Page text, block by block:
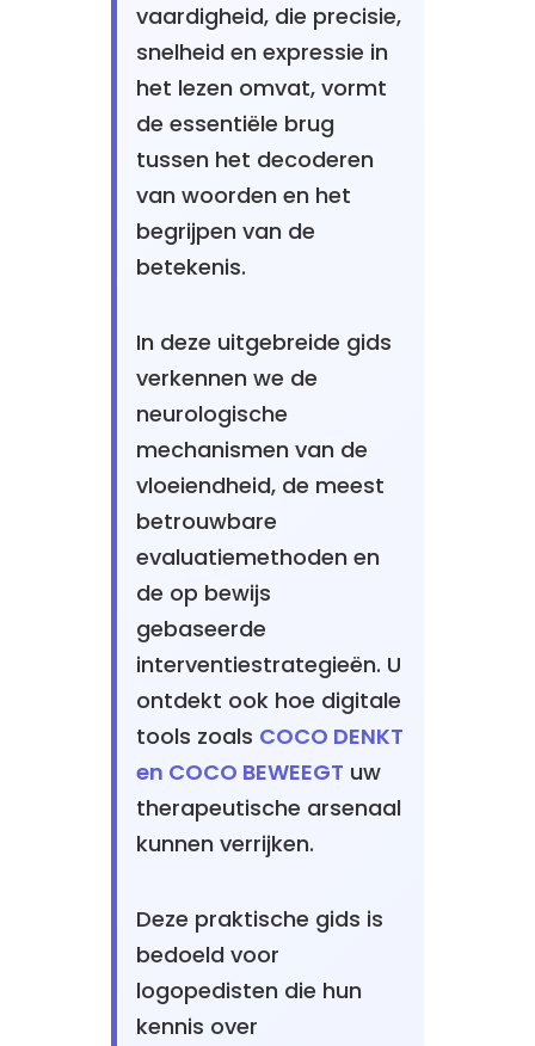
vaardigheid, die precisie,
snelheid en expressie in
het lezen omvat, vormt
de essentiële brug
tussen het decoderen
van woorden en het
begrijpen van de
betekenis.
In deze uitgebreide gids
verkennen we de
neurologische
mechanismen van de
vloeiendheid, de meest
betrouwbare
evaluatiemethoden en
de op bewijs
gebaseerde
interventiestrategieën. U
ontdekt ook hoe digitale
tools zoals COCO DENKT
en COCO BEWEEGT uw
therapeutische arsenaal
kunnen verrijken.
Deze praktische gids is
bedoeld voor
logopedisten die hun
kennis over